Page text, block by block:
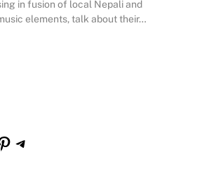
in fusion of local Nepali and
elements, talk about their…
Telegram